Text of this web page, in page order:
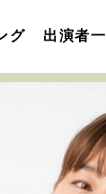
グ 出演者